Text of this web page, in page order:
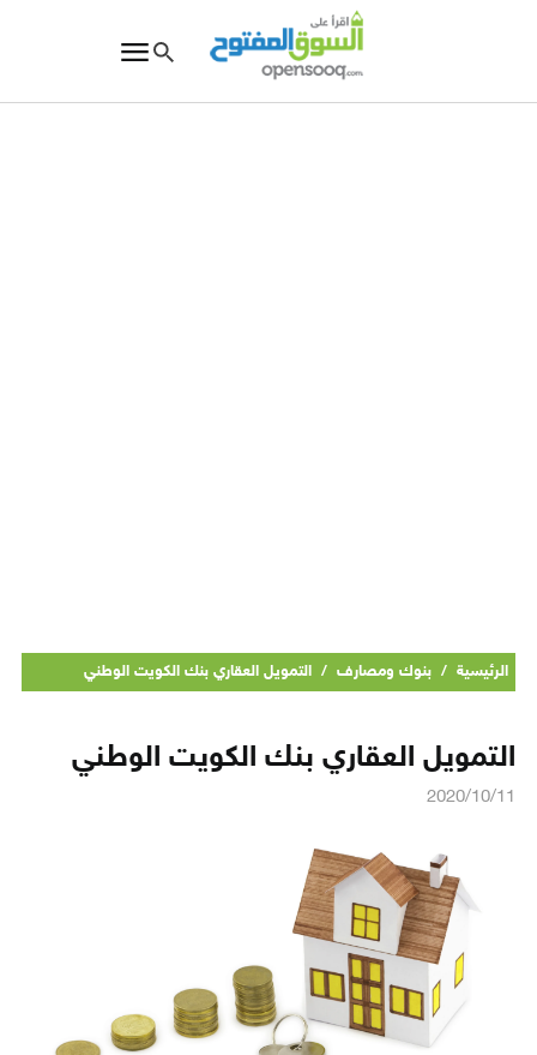
الرئيسية / بنوك ومصارف / التمويل العقاري بنك الكويت الوطني
التمويل العقاري بنك الكويت الوطني
2020/10/11